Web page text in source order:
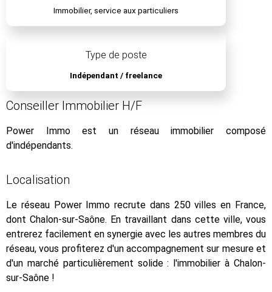
Immobilier, service aux particuliers
Type de poste
Indépendant / freelance
Conseiller Immobilier H/F
Power Immo est un réseau immobilier composé
d'indépendants.
Localisation
Le réseau Power Immo recrute dans 250 villes en France,
dont Chalon-sur-Saône. En travaillant dans cette ville, vous
entrerez facilement en synergie avec les autres membres du
réseau, vous profiterez d'un accompagnement sur mesure et
d'un marché particulièrement solide : l'immobilier à Chalon-
sur-Saône !